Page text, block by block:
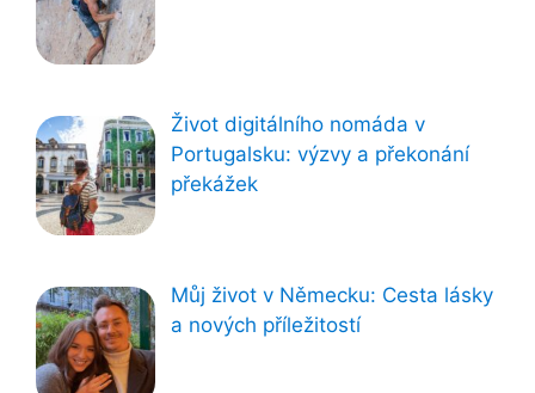
Život digitálního nomáda v
Portugalsku: výzvy a překonání
překážek
Můj život v Německu: Cesta lásky
a nových příležitostí